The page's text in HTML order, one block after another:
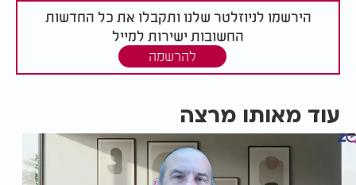
הירשמו לניוזלטר שלנו ותקבלו את כל החדשות
החשובות ישירות למייל
להרשמה
עוד מאותו מרצה